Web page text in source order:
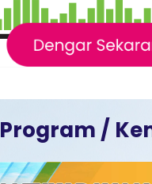
Program /